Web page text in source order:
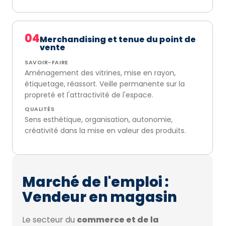
04Merchandising et tenue du point de
vente
SAVOIR-FAIRE
Aménagement des vitrines, mise en rayon,
étiquetage, réassort. Veille permanente sur la
propreté et l'attractivité de l'espace.
QUALITÉS
Sens esthétique, organisation, autonomie,
créativité dans la mise en valeur des produits.
Marché de l'emploi :
Vendeur en magasin
Le secteur du commerce et de la